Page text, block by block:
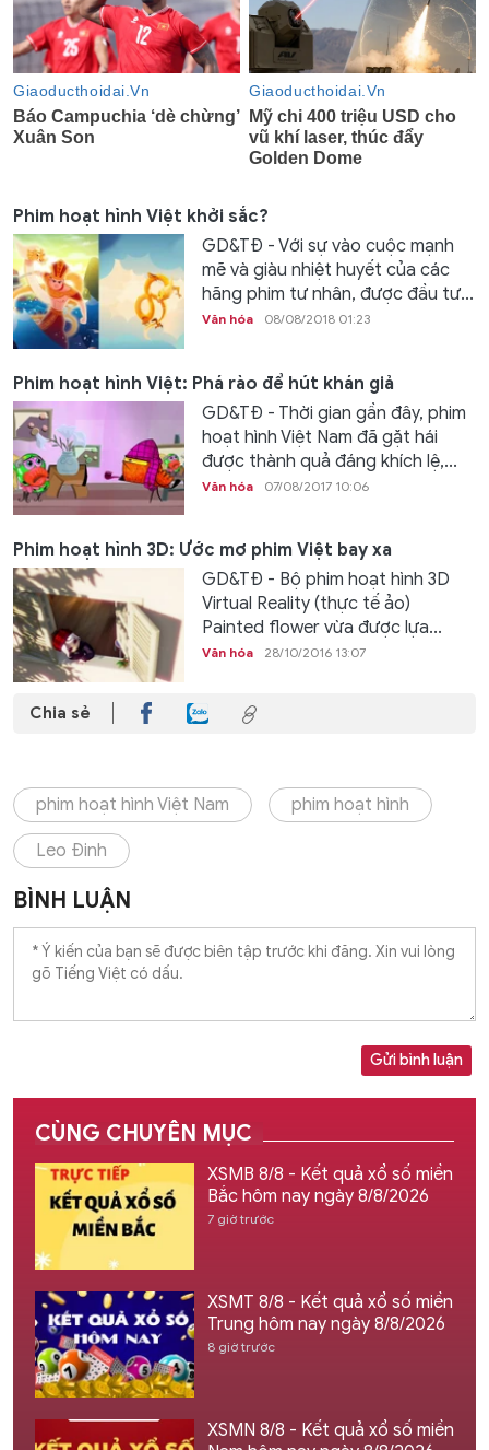
Phim hoạt hình Việt khởi sắc?
GD&TĐ - Với sự vào cuộc mạnh
mẽ và giàu nhiệt huyết của các
hãng phim tư nhân, được đầu tư...
Văn hóa 08/08/2018 01:23
Phim hoạt hình Việt: Phá rào để hút khán giả
GD&TĐ - Thời gian gần đây, phim
hoạt hình Việt Nam đã gặt hái
được thành quả đáng khích lệ,...
Văn hóa 07/08/2017 10:06
Phim hoạt hình 3D: Ước mơ phim Việt bay xa
GD&TĐ - Bộ phim hoạt hình 3D
Virtual Reality (thực tế ảo)
Painted flower vừa được lựa...
Văn hóa 28/10/2016 13:07
Chia sẻ
phim hoạt hình Việt Nam phim hoạt hình
Leo Đinh
BÌNH LUẬN
Gửi bình luận
CÙNG CHUYÊN MỤC
XSMB 8/8 - Kết quả xổ số miền
Bắc hôm nay ngày 8/8/2026
7 giờ trước
XSMT 8/8 - Kết quả xổ số miền
Trung hôm nay ngày 8/8/2026
8 giờ trước
XSMN 8/8 - Kết quả xổ số miền